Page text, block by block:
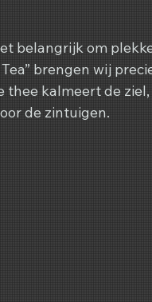
belangrijk om
brengen wij
thee kalmeert de
de zintuigen.